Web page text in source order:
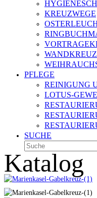
KREUZWEGE
PFLEGE
REINIGUNG
LOTUS-
SUCHE
Suche
Katalog